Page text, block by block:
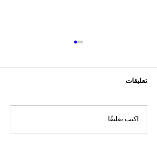
التميز الأكاديمي العالمي: افتح
آفاقاً جديدة مع الجامعة
تعليقات
اكتب تعليقًا...